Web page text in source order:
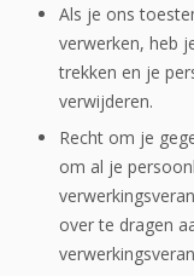
Als je ons
verwerken, heb
trekken en je
verwijderen.
Recht om je
om al je
over te dragen